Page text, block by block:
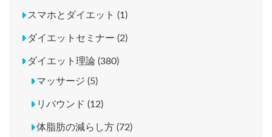
スマホとダイエット (1)
ダイエットセミナー (2)
ダイエット理論 (380)
マッサージ (5)
リバウンド (12)
体脂肪の減らし方 (72)